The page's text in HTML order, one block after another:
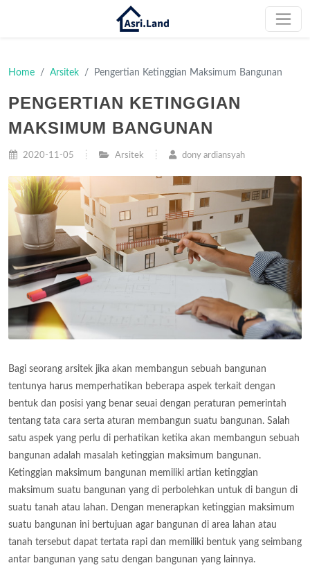
Home Arsitek Pengertian Ketinggian Maksimum Bangunan
PENGERTIAN KETINGGIAN
MAKSIMUM BANGUNAN
2020-11-05 Arsitek dony ardiansyah
Bagi seorang arsitek jika akan membangun sebuah bangunan
tentunya harus memperhatikan beberapa aspek terkait dengan
bentuk dan posisi yang benar seuai dengan peraturan pemerintah
tentang tata cara serta aturan membangun suatu bangunan. Salah
satu aspek yang perlu di perhatikan ketika akan membangun sebuah
bangunan adalah masalah ketinggian maksimum bangunan.
Ketinggian maksimum bangunan memiliki artian ketinggian
maksimum suatu bangunan yang di perbolehkan untuk di bangun di
suatu tanah atau lahan. Dengan menerapkan ketinggian maksimum
suatu bangunan ini bertujuan agar bangunan di area lahan atau
tanah tersebut dapat tertata rapi dan memiliki bentuk yang seimbang
antar bangunan yang satu dengan bangunan yang lainnya.